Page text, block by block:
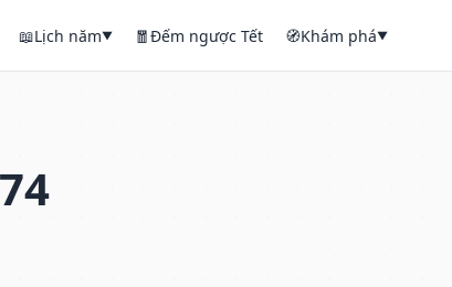
📖Lịch năm▼ 🧧Đếm ngược Tết 🧭Khám phá▼